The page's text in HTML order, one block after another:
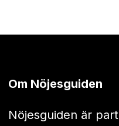
Om Nöjesguiden
Nöjesguiden är